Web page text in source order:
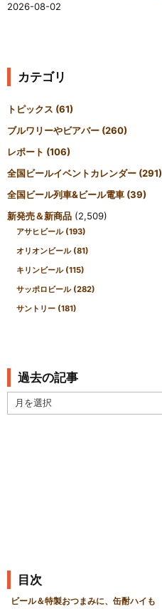
2026-08-02
カテゴリ
トピックス (61)
ブルワリーやビアバー (260)
レポート (106)
全国ビールイベントカレンダー (291)
全国ビール列車&ビール電車 (39)
新発売＆新商品 (2,509)
アサヒビール (193)
オリオンビール (81)
キリンビール (115)
サッポロビール (282)
サントリー (181)
過去の記事
去
目次
ビール＆特製おつまみに、缶酎ハイも